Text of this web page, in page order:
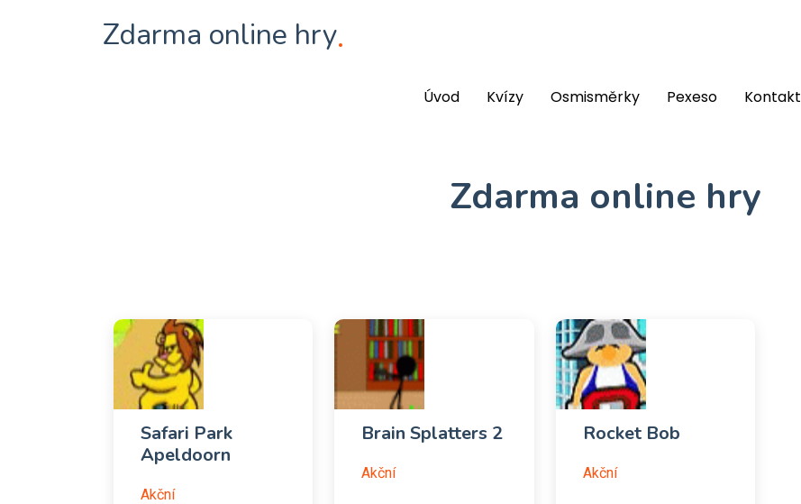
Zdarma online hry.
Úvod Kvízy Osmisměrky Pexeso Kontakt
Zdarma online hry
Safari Park
Apeldoorn
Akční
Brain Splatters 2
Akční
Rocket Bob
Akční